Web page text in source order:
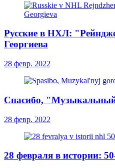
Русские в НХЛ:
Георгиева
28 февр. 2022
Спасибо,
28 февр. 2022
28 февраля в истории: